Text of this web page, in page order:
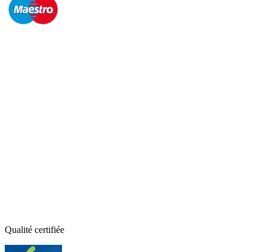
Qualité certifiée